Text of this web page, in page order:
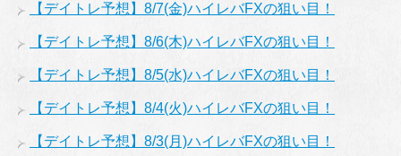
【デイトレ予想】8/7(金)ハイレバFXの狙い目！
【デイトレ予想】8/6(木)ハイレバFXの狙い目！
【デイトレ予想】8/5(水)ハイレバFXの狙い目！
【デイトレ予想】8/4(火)ハイレバFXの狙い目！
【デイトレ予想】8/3(月)ハイレバFXの狙い目！